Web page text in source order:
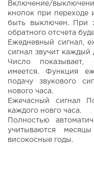
Включение/
кнопок при переходе
быть выключен. При
обратного отсчета
Ежедневный сигнал,
сигнал звучит каждый
Число показывает,
имеется. Функция
подачу звукового
нового часа.
Ежечасный сигнал
каждого новго часа.
Полностью
учитываются
високосные годы.